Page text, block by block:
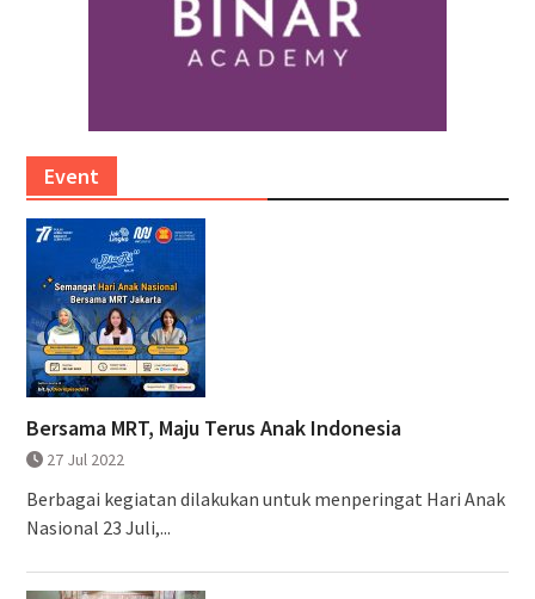
Event
Bersama MRT, Maju Terus Anak Indonesia
27 Jul 2022
Berbagai kegiatan dilakukan untuk menperingat Hari Anak
Nasional 23 Juli,...